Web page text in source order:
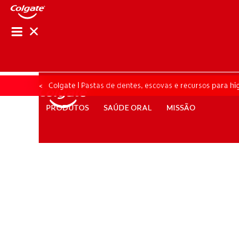
PRODUTOS SAÚDE ORAL MISSÃO
PRODUTOS SAÚDE ORAL MISSÃO
Colgate | Pastas de dentes, escovas e recursos para